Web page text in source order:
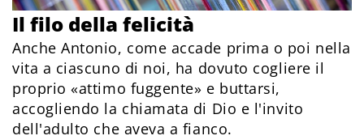
Il filo della felicità
Anche Antonio, come accade prima o poi nella
vita a ciascuno di noi, ha dovuto cogliere il
proprio «attimo fuggente» e buttarsi,
accogliendo la chiamata di Dio e l'invito
dell'adulto che aveva a fianco.